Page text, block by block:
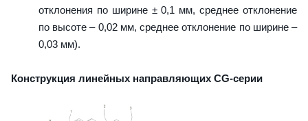
отклонения по ширине ± 0,1 мм, среднее отклонение
по высоте – 0,02 мм, среднее отклонение по ширине –
0,03 мм).
Конструкция линейных направляющих CG-серии